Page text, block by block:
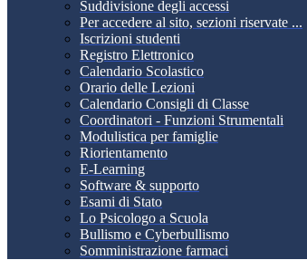
Suddivisione degli accessi
Per accedere al sito, sezioni riservate ...
Iscrizioni studenti
Registro Elettronico
Calendario Scolastico
Orario delle Lezioni
Calendario Consigli di Classe
Coordinatori - Funzioni Strumentali
Modulistica per famiglie
Riorientamento
E-Learning
Software & supporto
Esami di Stato
Lo Psicologo a Scuola
Bullismo e Cyberbullismo
Somministrazione farmaci